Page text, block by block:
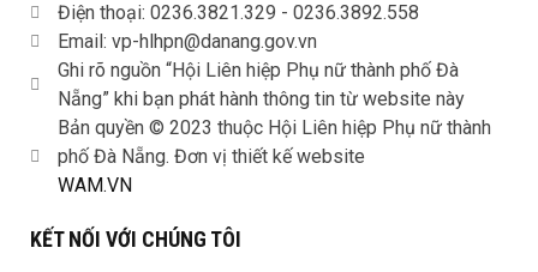
Điện thoại: 0236.3821.329 - 0236.3892.558
Email: vp-hlhpn@danang.gov.vn
Ghi rõ nguồn “Hội Liên hiệp Phụ nữ thành phố Đà
Nẵng” khi bạn phát hành thông tin từ website này
Bản quyền © 2023 thuộc Hội Liên hiệp Phụ nữ thành
phố Đà Nẵng. Đơn vị thiết kế website
WAM.VN
KẾT NỐI VỚI CHÚNG TÔI